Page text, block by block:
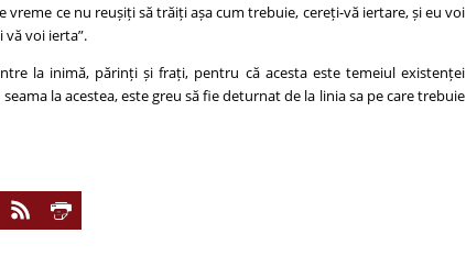
vreme ce nu reușiți să trăiți așa cum trebuie, cereți-vă iertare, și eu voi
vă voi ierta”.
la inimă, părinți și frați, pentru că acesta este temeiul existenței
la acestea, este greu să fie deturnat de la linia sa pe care trebuie